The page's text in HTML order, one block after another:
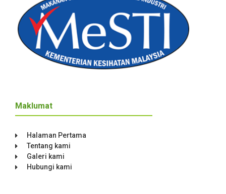
Maklumat
Halaman Pertama
Tentang kami
Galeri kami
Hubungi kami